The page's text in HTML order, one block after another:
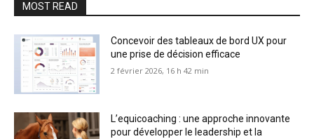
MOST READ
Concevoir des tableaux de bord UX pour
une prise de décision efficace
2 février 2026, 16 h 42 min
L’equicoaching : une approche innovante
pour développer le leadership et la